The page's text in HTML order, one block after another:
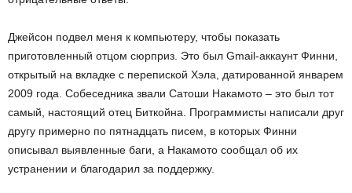
Джейсон подвел меня к компьютеру, чтобы показать
приготовленный отцом сюрприз. Это был Gmail-аккаунт Финни,
открытый на вкладке с перепиской Хэла, датированной январем
2009 года. Собеседника звали Сатоши Накамото – это был тот
самый, настоящий отец Биткойна. Программисты написали друг
другу примерно по пятнадцать писем, в которых Финни
описывал выявленные баги, а Накамото сообщал об их
устранении и благодарил за поддержку.